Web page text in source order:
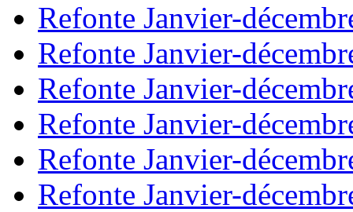
Refonte Janvier-
Refonte Janvier-
Refonte Janvier-
Refonte Janvier-
Refonte Janvier-
Refonte Janvier-